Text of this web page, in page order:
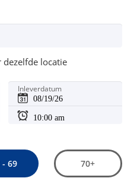
dezelfde locatie
Inleverdatum
- 69 70+